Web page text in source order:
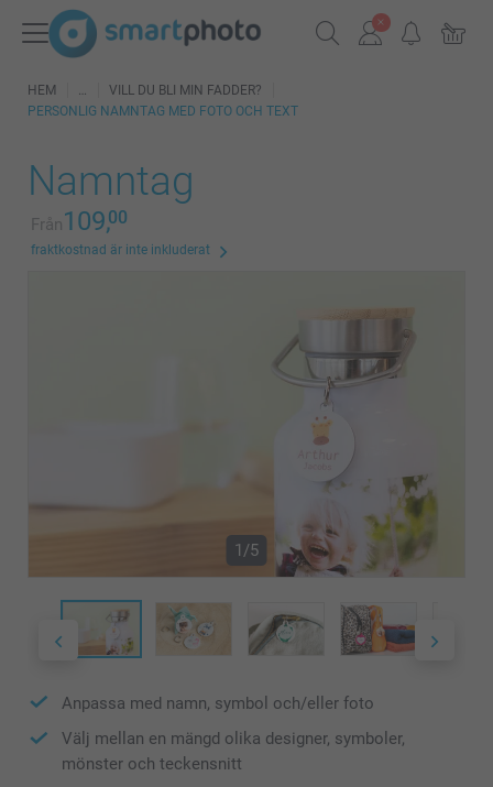
HEM
VILL DU BLI MIN FADDER?
PERSONLIG NAMNTAG MED FOTO OCH TEXT
Namntag
Från109,00
fraktkostnad är inte inkluderat
1/5
Anpassa med namn, symbol och/eller foto
Välj mellan en mängd olika designer, symboler,
mönster och teckensnitt